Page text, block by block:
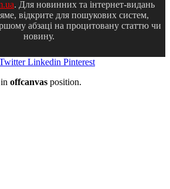
. Для новинних та інтернет-видань
відкрите для пошукових систем,
абзаці на процитовану статтю чи
новину.
Linkedin Pinterest
offcanvas position.